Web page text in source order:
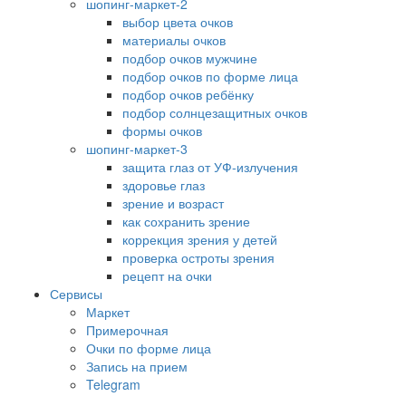
шопинг-маркет-2
выбор цвета очков
материалы очков
подбор очков мужчине
подбор очков по форме лица
подбор очков ребёнку
подбор солнцезащитных очков
формы очков
шопинг-маркет-3
защита глаз от УФ-излучения
здоровье глаз
зрение и возраст
как сохранить зрение
коррекция зрения у детей
проверка остроты зрения
рецепт на очки
Сервисы
Маркет
Примерочная
Очки по форме лица
Запись на прием
Telegram